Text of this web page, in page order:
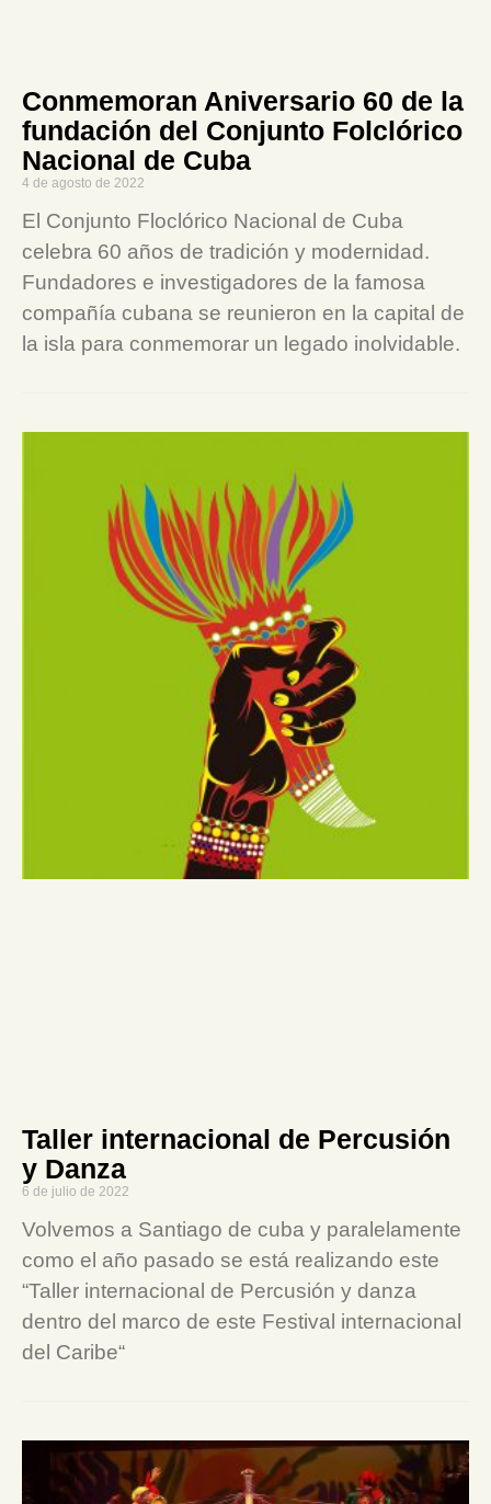
Conmemoran Aniversario 60 de la
fundación del Conjunto Folclórico
Nacional de Cuba
4 de agosto de 2022
El Conjunto Floclórico Nacional de Cuba
celebra 60 años de tradición y modernidad.
Fundadores e investigadores de la famosa
compañía cubana se reunieron en la capital de
la isla para conmemorar un legado inolvidable.
Taller internacional de Percusión
y Danza
6 de julio de 2022
Volvemos a Santiago de cuba y paralelamente
como el año pasado se está realizando este
“Taller internacional de Percusión y danza
dentro del marco de este Festival internacional
del Caribe“